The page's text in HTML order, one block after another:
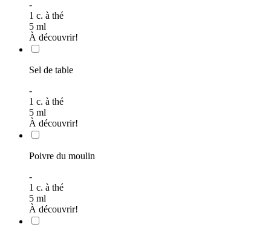
-
1 c. à thé
5 ml
À découvrir!
Sel de table
-
1 c. à thé
5 ml
À découvrir!
Poivre du moulin
-
1 c. à thé
5 ml
À découvrir!